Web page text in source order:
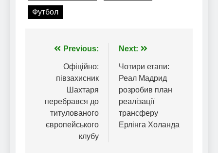
Футбол
Навігація
записів
Previous:
Офіційно:
півзахисник
Шахтаря
перебрався до
титулованого
європейського
клубу
Next:
Чотири етапи:
Реал Мадрид
розробив план
реалізації
трансферу
Ерлінга Холанда